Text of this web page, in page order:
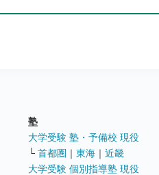
塾
大学受験 塾・予備校 現役
└ 首都圏 ｜ 東海 ｜ 近畿
大学受験 個別指導塾 現役